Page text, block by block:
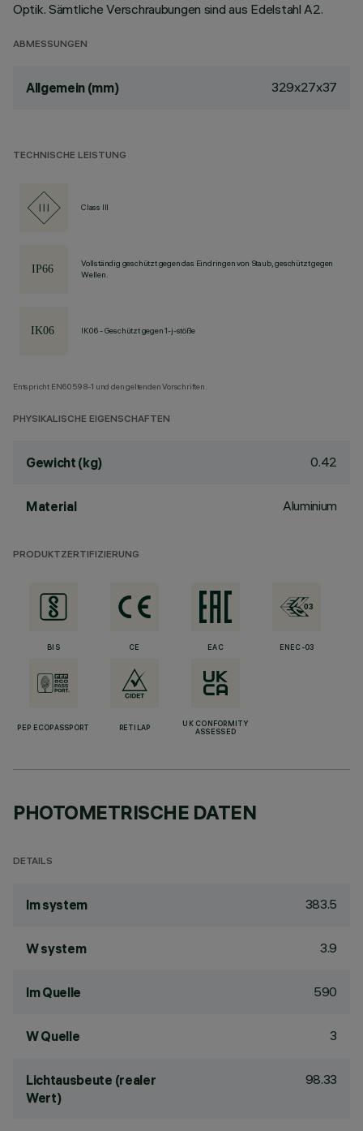
Optik. Sämtliche Verschraubungen sind aus Edelstahl A2.
ABMESSUNGEN
Allgemein (mm) 329x27x37
TECHNISCHE LEISTUNG
Class III
Vollständig geschützt gegen das Eindringen von Staub, geschützt gegen
Wellen.
IK06 - Geschützt gegen 1-j-stöße
Entspricht EN60598-1 und den geltenden Vorschriften.
PHYSIKALISCHE EIGENSCHAFTEN
Gewicht (kg) 0.42
Material Aluminium
PRODUKTZERTIFIZIERUNG
BIS CE EAC ENEC-03
PEP ECOPASSPORT RETILAP
UK CONFORMITY
ASSESSED
PHOTOMETRISCHE DATEN
DETAILS
lm system 383.5
W system 3.9
lm Quelle 590
W Quelle 3
Lichtausbeute (realer
Wert)
98.33